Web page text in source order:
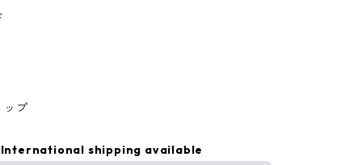
ップ
International shipping available